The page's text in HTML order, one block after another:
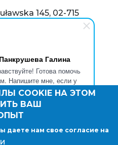
Панкрушева Галина
Готова помочь
Напишите мне, если у
вас появятся вопросы.
РФ
145, 02-715
COOKIE НА ЭТОМ
ВАШ
даете нам свое согласие на